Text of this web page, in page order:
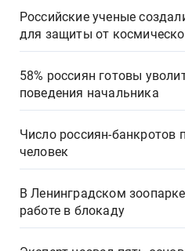
Российские ученые
для защиты от
58% россиян готовы
поведения начальника
Число россиян-банкротов
человек
В Ленинградском
работе в блокаду